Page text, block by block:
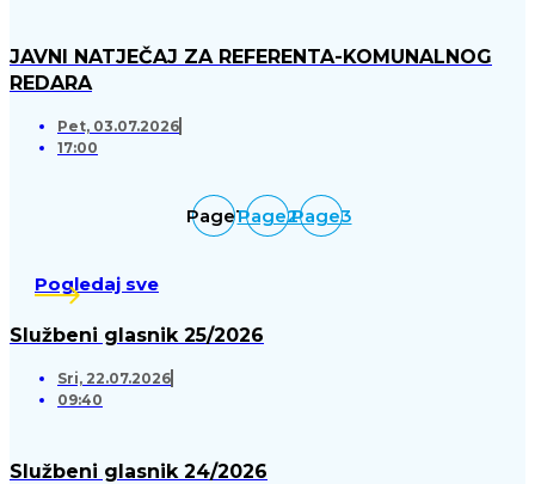
JAVNI NATJEČAJ ZA REFERENTA-KOMUNALNOG
REDARA
Pet, 03.07.2026
17:00
Page1Page2Page3
Pogledaj sve
Službeni glasnik 25/2026
Sri, 22.07.2026
09:40
Službeni glasnik 24/2026